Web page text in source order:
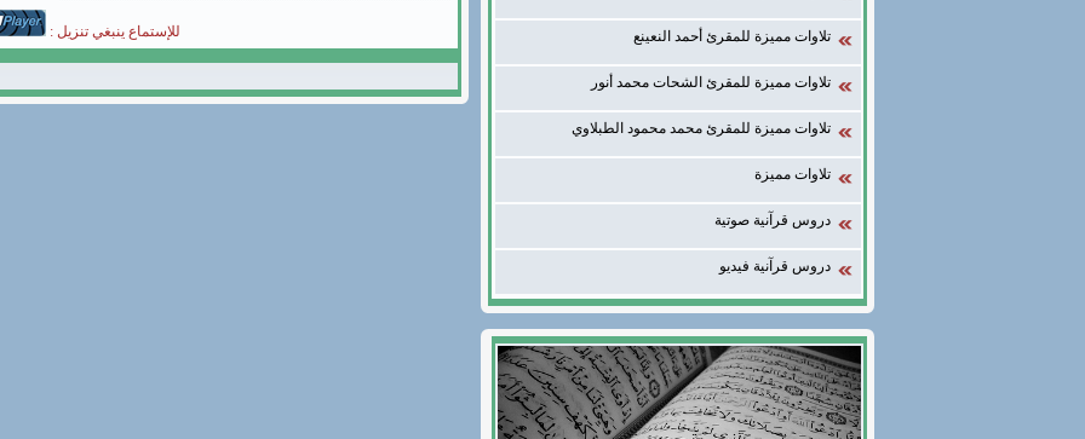
للإستماع ينبغي تنزيل : تلاوات مميزة للمقرئ أحمد النعينع
تلاوات مميزة للمقرئ الشحات محمد أنور
تلاوات مميزة للمقرئ محمد محمود الطبلاوي
تلاوات مميزة
دروس قرآنية صوتية
دروس قرآنية فيديو